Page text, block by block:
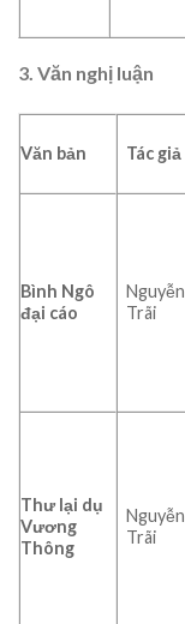
3. Văn nghị luận
Văn bản Tác giả
Bình Ngô
đại cáo
Nguyễn
Trãi
Thư lại dụ
Vương
Thông
Nguyễn
Trãi